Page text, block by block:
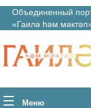
Объединенный
«Гаилә һәм
Меню